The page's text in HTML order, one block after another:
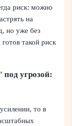
риск: можно
на
но уже без
такой риск
угрозой:
то в